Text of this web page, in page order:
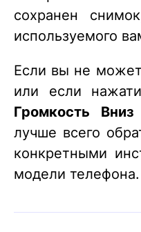
сохранен
используемого
Если вы не
или если
Громкость Вниз
лучше всего
конкретными
модели телефона.